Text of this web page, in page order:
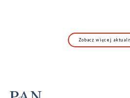
Zobacz więcej